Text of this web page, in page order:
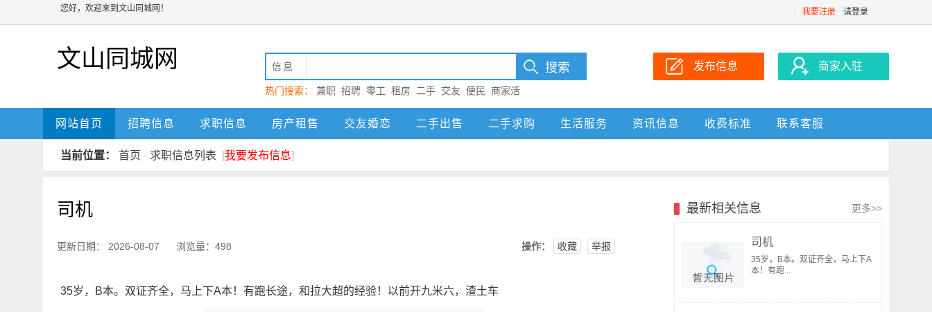
您好，欢迎来到文山同城网！ 我要注册 请登录
文山同城网 信息
热门搜索： 兼职 招聘 零工 租房 二手 交友 便民
商家活
动 文山
发布信息 商家入驻
网站首页 招聘信息 求职信息 房产租售 交友婚恋 二手出售 二手求购 生活服务 资讯信息 收费标准 联系客服
当前位置： 首页 - 求职信息列表 [我要发布信息]
司机
更新日期： 2026-08-07 浏览量：498 操作： 收藏 举报
35岁，B本。双证齐全，马上下A本！有跑长途，和拉大超的经验！以前开九米六，渣土车
最新相关信息 更多>>
司机
35岁，B本。双证齐全，马上下A
本！有跑...